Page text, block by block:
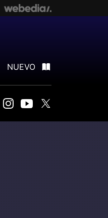
NUEVO
FlipboardInstagram
Youtube